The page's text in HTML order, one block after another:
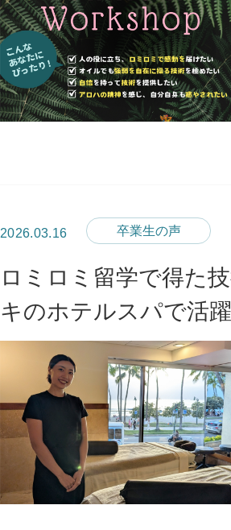
2026.03.16 卒業生の声
ロミロミ留学で得た
キのホテルスパで活